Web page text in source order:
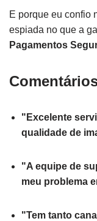
E porque eu confio
espiada no que a
Pagamentos
"Excelente
qualidade de
"A equipe de
meu problema
"Tem tanto